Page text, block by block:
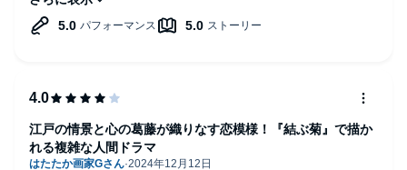
江戸の情景と心の葛藤が織りなす恋模様！『結ぶ菊』で描か
れる複雑な人間ドラマ